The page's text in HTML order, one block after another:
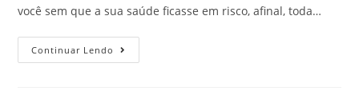
você sem que a sua saúde ficasse em risco, afinal, toda…
Continuar Lendo